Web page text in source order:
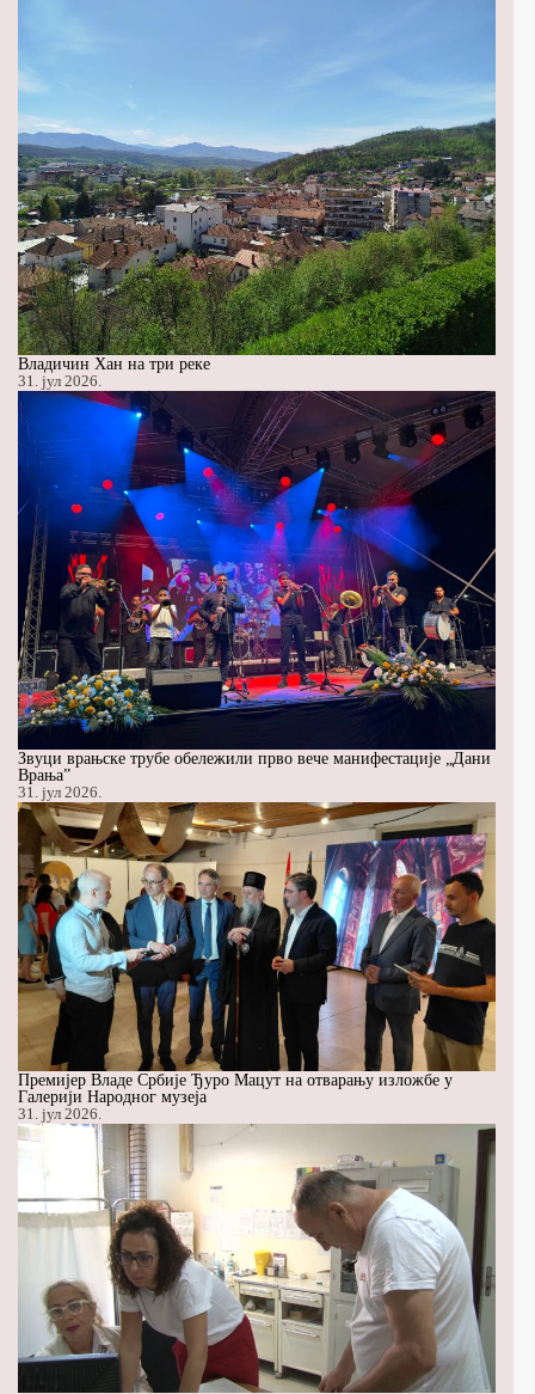
Владичин Хан на три реке
31. јул 2026.
Звуци врањске трубе обележили прво вече манифестације „Дани
Врања”
31. јул 2026.
Премијер Владе Србије Ђуро Мацут на отварању изложбе у
Галерији Народног музеја
31. јул 2026.